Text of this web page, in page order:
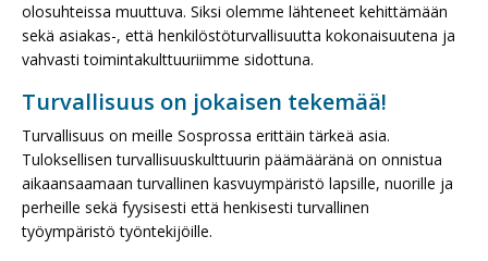
olosuhteissa muuttuva. Siksi olemme lähteneet kehittämään
sekä asiakas-, että henkilöstöturvallisuutta kokonaisuutena ja
vahvasti toimintakulttuuriimme sidottuna.
Turvallisuus on jokaisen tekemää!
Turvallisuus on meille Sosprossa erittäin tärkeä asia.
Tuloksellisen turvallisuuskulttuurin päämääränä on onnistua
aikaansaamaan turvallinen kasvuympäristö lapsille, nuorille ja
perheille sekä fyysisesti että henkisesti turvallinen
työympäristö työntekijöille.